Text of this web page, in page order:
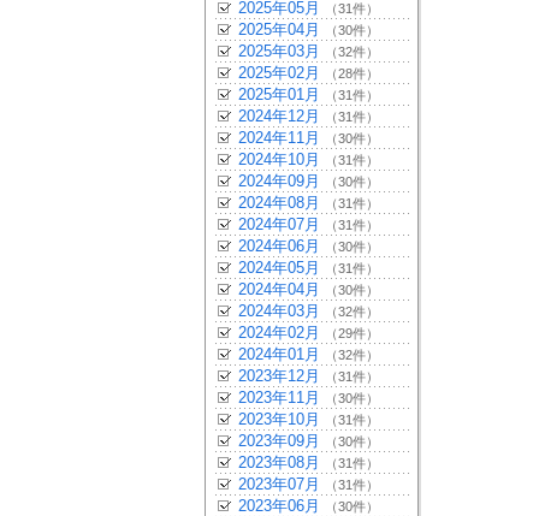
2025年05月 （31件）
2025年04月 （30件）
2025年03月 （32件）
2025年02月 （28件）
2025年01月 （31件）
2024年12月 （31件）
2024年11月 （30件）
2024年10月 （31件）
2024年09月 （30件）
2024年08月 （31件）
2024年07月 （31件）
2024年06月 （30件）
2024年05月 （31件）
2024年04月 （30件）
2024年03月 （32件）
2024年02月 （29件）
2024年01月 （32件）
2023年12月 （31件）
2023年11月 （30件）
2023年10月 （31件）
2023年09月 （30件）
2023年08月 （31件）
2023年07月 （31件）
2023年06月 （30件）